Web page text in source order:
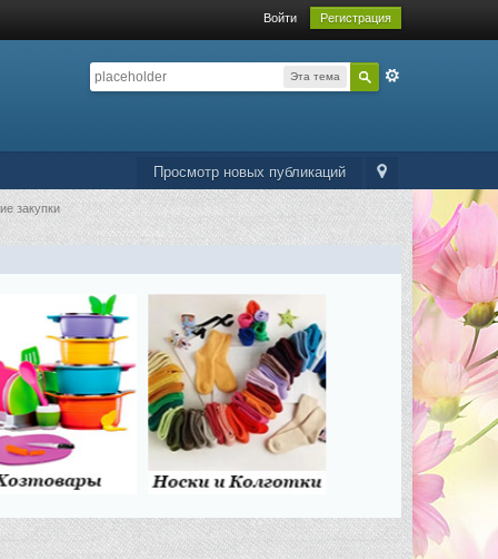
Войти Регистрация
Эта тема
Просмотр новых публикаций
закупки